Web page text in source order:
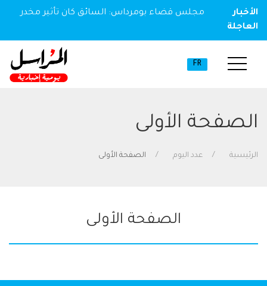
الأخبار
العاجلة
مجلس قضاء بومرداس: السائق كان تأثير مخدر
FR
الصفحة الأولى
الرئيسية عدد اليوم الصفحة الأولى
الصفحة الأولى